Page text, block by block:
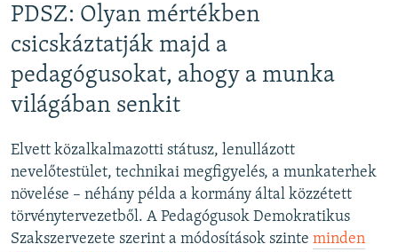
PDSZ: Olyan mértékben
csicskáztatják majd a
pedagógusokat, ahogy a munka
világában senkit
Elvett közalkalmazotti státusz, lenullázott
nevelőtestület, technikai megfigyelés, a munkaterhek
növelése – néhány példa a kormány által közzétett
törvénytervezetből. A Pedagógusok Demokratikus
Szakszervezete szerint a módosítások szinte minden